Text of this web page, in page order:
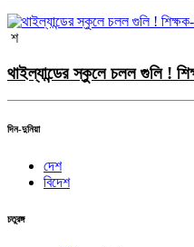
শ
থাইল্যান্ডের স্কুলে চলল গুলি !
দিন-দুনিয়া
দেশ
বিদেশ
চতুরঙ্গ